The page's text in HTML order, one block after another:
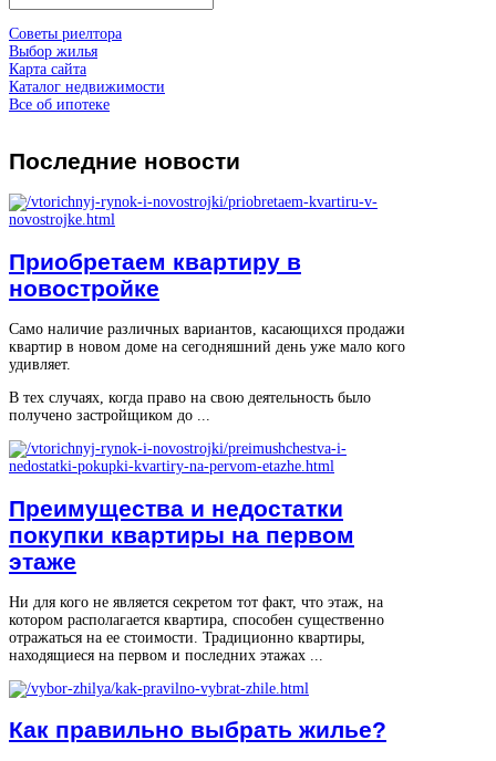
Советы риелтора
Выбор жилья
Карта сайта
Каталог недвижимости
Все об ипотеке
Последние новости
Приобретаем квартиру в
новостройке
Само наличие различных вариантов, касающихся продажи
квартир в новом доме на сегодняшний день уже мало кого
удивляет.
В тех случаях, когда право на свою деятельность было
получено застройщиком до ...
Преимущества и недостатки
покупки квартиры на первом
этаже
Ни для кого не является секретом тот факт, что этаж, на
котором располагается квартира, способен существенно
отражаться на ее стоимости. Традиционно квартиры,
находящиеся на первом и последних этажах ...
Как правильно выбрать жилье?